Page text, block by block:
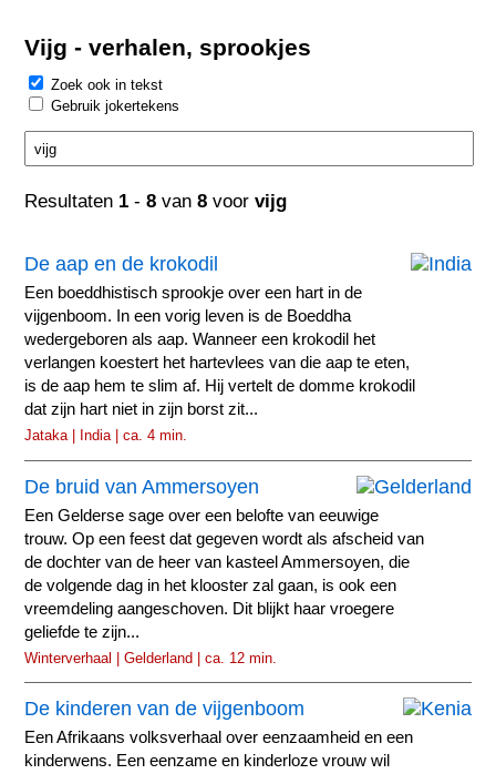
Vijg - verhalen, sprookjes
Zoek ook in tekst
Gebruik jokertekens
Resultaten 1 -8 van8 voorvijg
De aap en de krokodil
Een boeddhistisch sprookje over een hart in de
vijgenboom. In een vorig leven is de Boeddha
wedergeboren als aap. Wanneer een krokodil het
verlangen koestert het hartevlees van die aap te eten,
is de aap hem te slim af. Hij vertelt de domme krokodil
dat zijn hart niet in zijn borst zit...
Jataka | India | ca. 4 min.
De bruid van Ammersoyen
Een Gelderse sage over een belofte van eeuwige
trouw. Op een feest dat gegeven wordt als afscheid van
de dochter van de heer van kasteel Ammersoyen, die
de volgende dag in het klooster zal gaan, is ook een
vreemdeling aangeschoven. Dit blijkt haar vroegere
geliefde te zijn...
Winterverhaal | Gelderland | ca. 12 min.
De kinderen van de vijgenboom
Een Afrikaans volksverhaal over eenzaamheid en een
kinderwens. Een eenzame en kinderloze vrouw wil